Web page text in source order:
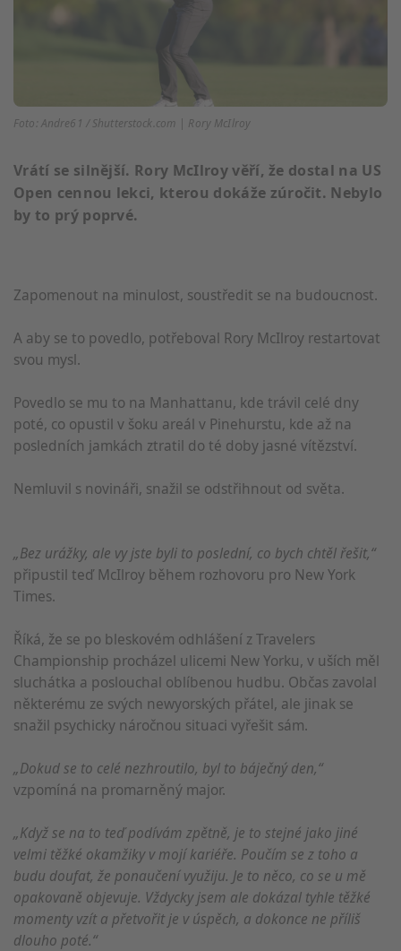
Foto: Andre61 / Shutterstock.com | Rory McIlroy
Vrátí se silnější. Rory McIlroy věří, že dostal na US
Open cennou lekci, kterou dokáže zúročit. Nebylo
by to prý poprvé.
Zapomenout na minulost, soustředit se na budoucnost.
A aby se to povedlo, potřeboval Rory McIlroy restartovat
svou mysl.
Povedlo se mu to na Manhattanu, kde trávil celé dny
poté, co opustil v šoku areál v Pinehurstu, kde až na
posledních jamkách ztratil do té doby jasné vítězství.
Nemluvil s novináři, snažil se odstřihnout od světa.
„Bez urážky, ale vy jste byli to poslední, co bych chtěl řešit,“
připustil teď McIlroy během rozhovoru pro New York
Times.
Říká, že se po bleskovém odhlášení z Travelers
Championship procházel ulicemi New Yorku, v uších měl
sluchátka a poslouchal oblíbenou hudbu. Občas zavolal
některému ze svých newyorských přátel, ale jinak se
snažil psychicky náročnou situaci vyřešit sám.
„Dokud se to celé nezhroutilo, byl to báječný den,“
vzpomíná na promarněný major.
„Když se na to teď podívám zpětně, je to stejné jako jiné
velmi těžké okamžiky v mojí kariéře. Poučím se z toho a
budu doufat, že ponaučení využiju. Je to něco, co se u mě
opakovaně objevuje. Vždycky jsem ale dokázal tyhle těžké
momenty vzít a přetvořit je v úspěch, a dokonce ne příliš
dlouho poté.“